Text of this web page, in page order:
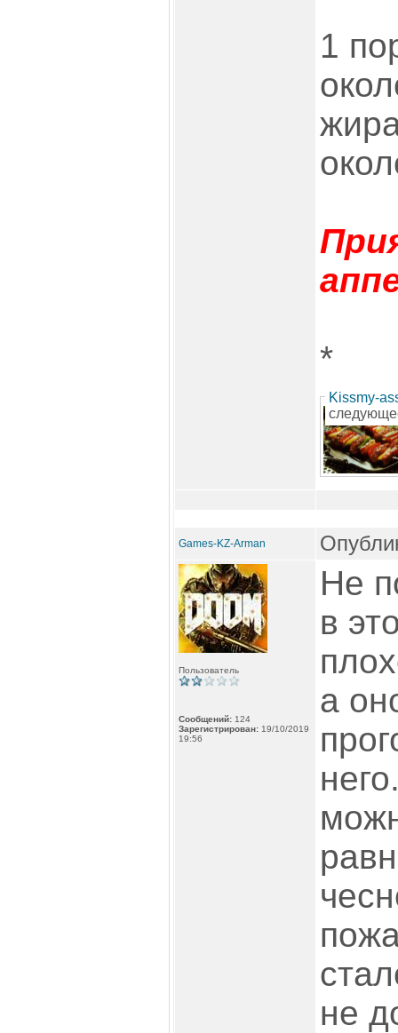
1
*
Kissmy-
Games-KZ-Arman
Пользователь
Сообщений: 124
Зарегистрирован: 19/10/2019
19:56
Не
в
а
не